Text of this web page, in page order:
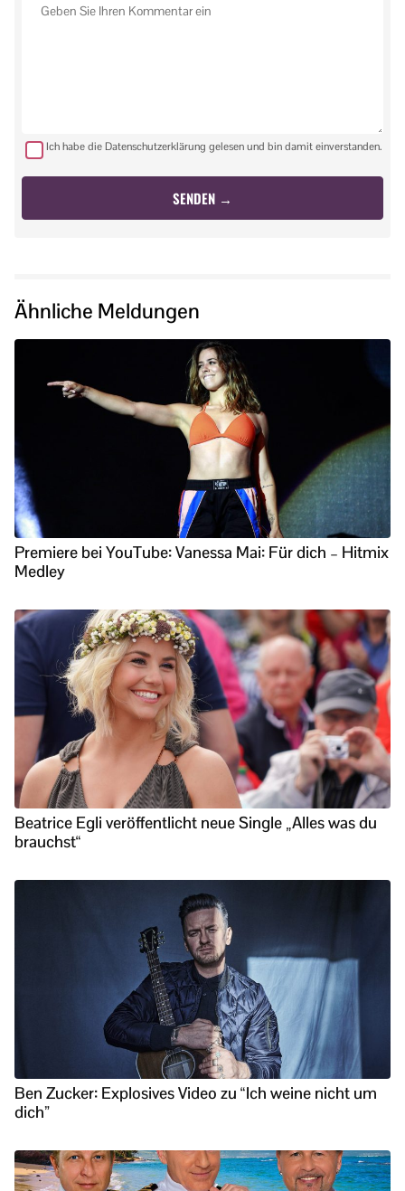
Ich habe die Datenschutzerklärung gelesen und bin damit einverstanden.
Ähnliche Meldungen
Premiere bei YouTube: Vanessa Mai: Für dich – Hitmix
Medley
Beatrice Egli veröffentlicht neue Single „Alles was du
brauchst“
Ben Zucker: Explosives Video zu “Ich weine nicht um
dich”